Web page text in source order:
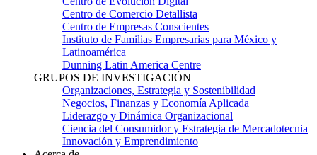
Centro de Comercio Detallista
Centro de Empresas Conscientes
Instituto de Familias Empresarias para México y
Latinoamérica
Dunning Latin America Centre
GRUPOS DE INVESTIGACIÓN
Organizaciones, Estrategia y Sostenibilidad
Negocios, Finanzas y Economía Aplicada
Liderazgo y Dinámica Organizacional
Ciencia del Consumidor y Estrategia de Mercadotecnia
Innovación y Emprendimiento